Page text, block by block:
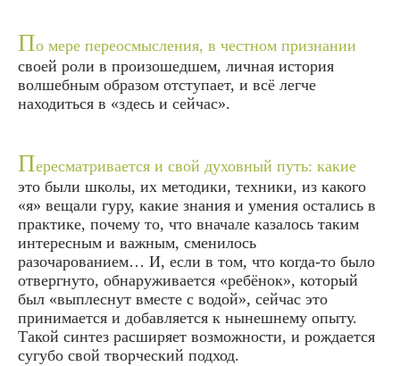
По мере переосмысления, в честном признании
своей роли в произошедшем, личная история
волшебным образом отступает, и всё легче
находиться в «здесь и сейчас».
Пересматривается и свой духовный путь: какие
это были школы, их методики, техники, из какого
«я» вещали гуру, какие знания и умения остались в
практике, почему то, что вначале казалось таким
интересным и важным, сменилось
разочарованием… И, если в том, что когда-то было
отвергнуто, обнаруживается «ребёнок», который
был «выплеснут вместе с водой», сейчас это
принимается и добавляется к нынешнему опыту.
Такой синтез расширяет возможности, и рождается
сугубо свой творческий подход.